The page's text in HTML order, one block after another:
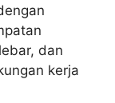
dan
kerja